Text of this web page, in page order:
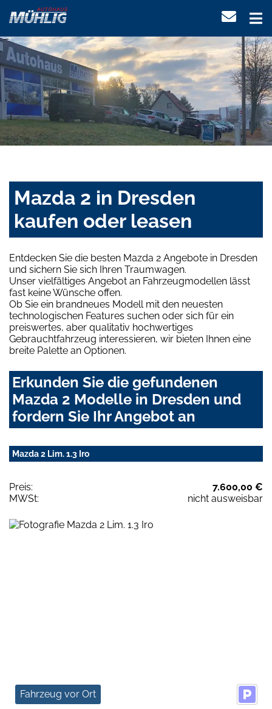
Mazda 2 in Dresden
kaufen oder leasen
Entdecken Sie die besten Mazda 2 Angebote in Dresden
und sichern Sie sich Ihren Traumwagen.
Unser vielfältiges Angebot an Fahrzeugmodellen lässt
fast keine Wünsche offen.
Ob Sie ein brandneues Modell mit den neuesten
technologischen Features suchen oder sich für ein
preiswertes, aber qualitativ hochwertiges
Gebrauchtfahrzeug interessieren, wir bieten Ihnen eine
breite Palette an Optionen.
Erkunden Sie die gefundenen
Mazda 2 Modelle in Dresden und
fordern Sie Ihr Angebot an
Mazda 2 Lim. 1.3 Iro
Preis:
7.600,00 €
MWSt:
nicht ausweisbar
Fahrzeug vor Ort